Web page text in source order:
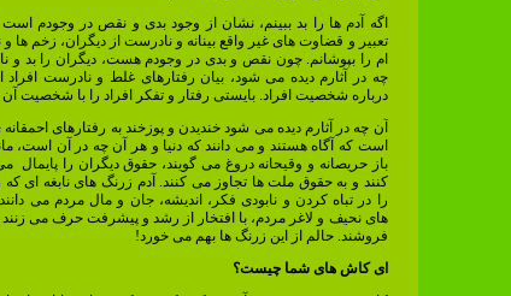
اگه آدم ها را بد ببینم، نشان از وجود بدی و نقص در وجودم
تعبیر و قضاوت های غیر واقع بینانه و نادرست از دیگران، زخم
ام را بپوشانم. چون نقص و بدی در وجودم هست، دیگران را بد و
چه در آثارم دیده می شود، بیان رفتارهای غلط و نادرست
درباره شخصیت افراد. بایستی رفتار و تفکر افراد را با شخصیت آن
آن چه در آثارم دیده می شود خندیدن و پوزخند به رفتارهای
است که آگاه هستند و می دانند که دنیا و هر آن چه در آن است،
باز حریصانه و وقیحانه دروغ می گویند، حقوق دیگران را پایمال
کنند و به حقوق ملت ها تجاوز می کنند. آدم زرنگ های نابغه ای
را در تباه کردن و نابودی فکر، اندیشه، جان و مال مردم می
های نحیف و لاغر مردم، با افتخار از رشد و پیشرفت حرف می زنند
فروشند. حالم از این زرنگ ها بهم می خورد!
ای کاش های شما چیست؟